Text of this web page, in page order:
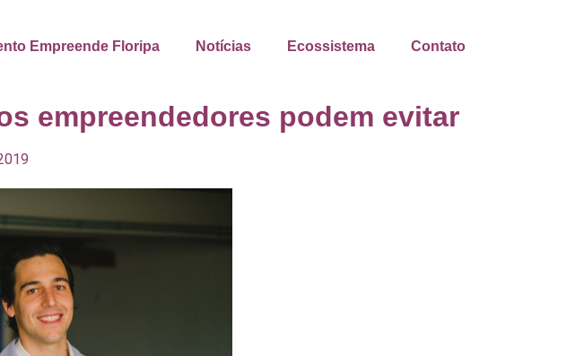
Empreende Floripa Notícias Ecossistema Contato
empreendedores podem evitar